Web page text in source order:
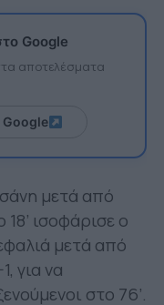
Google
αποτελέσματα
μετά από
ισοφάρισε ο
μετά από
για να
στο 76’.